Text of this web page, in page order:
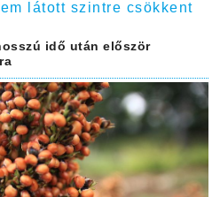
látott szintre csökkent
idő után először